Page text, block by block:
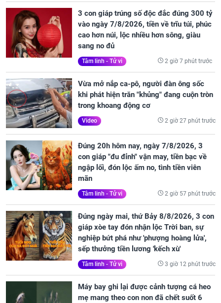
3 con giáp trúng số độc đắc đúng 300 tỷ
vào ngày 7/8/2026, tiền về trĩu túi, phúc
cao hơn núi, lộc nhiều hơn sông, giàu
sang no đủ
Tâm linh - Tử vi 2 giờ 7 phút trước
Vừa mở nắp ca-pô, người đàn ông sốc
khi phát hiện trăn "khủng" đang cuộn tròn
trong khoang động cơ
Video 2 giờ 27 phút trước
Đúng 20h hôm nay, ngày 7/8/2026, 3
con giáp "đu đỉnh" vận may, tiền bạc về
ngập lối, đón lộc ấm no, tình tiền viên
mãn
Tâm linh - Tử vi 2 giờ 57 phút trước
Đúng ngày mai, thứ Bảy 8/8/2026, 3 con
giáp xòe tay đón nhận lộc Trời ban, sự
nghiệp bứt phá như 'phượng hoàng lửa',
sếp thưởng tiền lương 'kếch xù'
Tâm linh - Tử vi 3 giờ 12 phút trước
Máy bay ghi lại được cảnh tượng cá heo
mẹ mang theo con non đã chết suốt 6